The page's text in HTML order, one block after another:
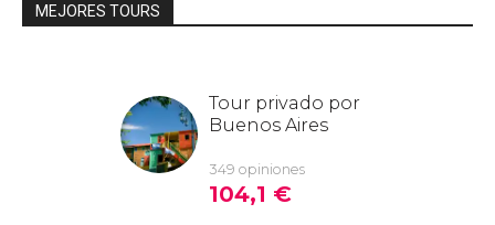
MEJORES TOURS